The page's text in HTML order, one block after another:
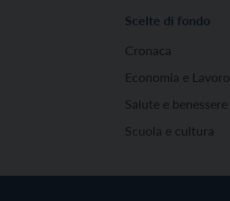
Scelte di fondo
Cronaca
Economia e Lavoro
Salute e benessere
Scuola e cultura